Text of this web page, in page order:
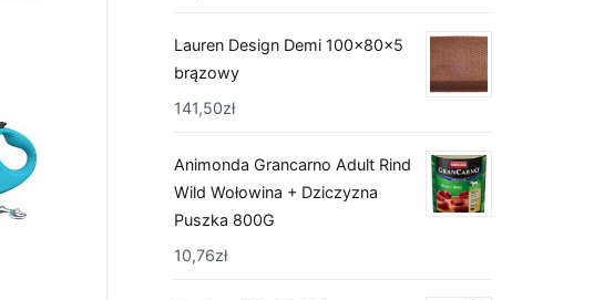
Lauren Design Demi 100x80x5
brązowy
141,50zł
Animonda Grancarno Adult Rind
Wild Wołowina + Dziczyzna
Puszka 800G
10,76zł